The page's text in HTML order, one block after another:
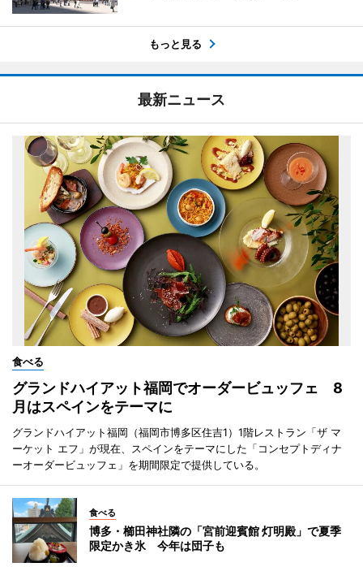
もっと見る
最新ニュース
食べる
グランドハイアット福岡でオーダービュッフェ 8
月はスペインをテーマに
グランドハイアット福岡（福岡市博多区住吉1）1階レストラン「ザ マ
ーケット エフ」が現在、スペインをテーマにした「コンセプトディナ
ーオーダービュッフェ」を期間限定で提供している。
食べる
博多・櫛田神社隣の「宮前迎賓館 灯明殿」で夏季
限定かき氷 今年は団子も